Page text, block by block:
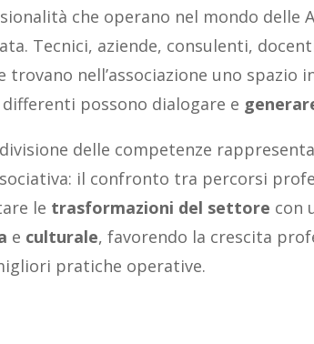
che operano nel mondo delle
Tecnici, aziende, consulenti,
trovano nell’associazione uno spazio
possono dialogare e
delle competenze
il confronto tra percorsi
le trasformazioni del settore con
e culturale, favorendo la crescita
pratiche operative.